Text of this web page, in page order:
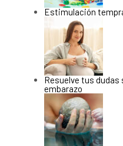
Estimulación
Resuelve tus dudas
embarazo